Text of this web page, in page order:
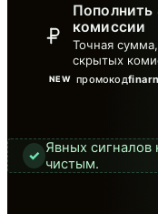
NEW промокод
Пополнить
комиссии
Точная
скрытых
✓ Явных сигналов
чистым.